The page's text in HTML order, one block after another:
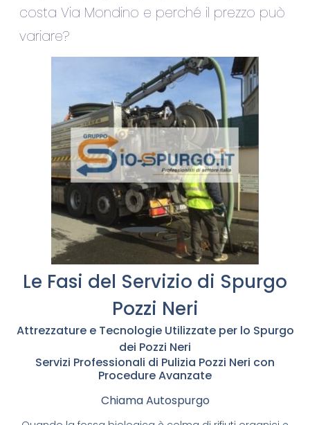
costa Via Mondino e perché il prezzo può
variare?
Le Fasi del Servizio di Spurgo
Pozzi Neri
Attrezzature e Tecnologie Utilizzate per lo Spurgo
dei Pozzi Neri
Servizi Professionali di Pulizia Pozzi Neri con
Procedure Avanzate
Chiama Autospurgo